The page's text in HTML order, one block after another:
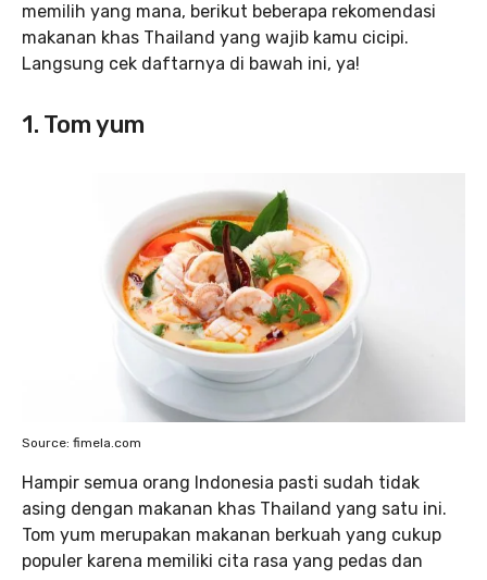
memilih yang mana, berikut beberapa rekomendasi
makanan khas Thailand yang wajib kamu cicipi.
Langsung cek daftarnya di bawah ini, ya!
1. Tom yum
Source: fimela.com
Hampir semua orang Indonesia pasti sudah tidak
asing dengan makanan khas Thailand yang satu ini.
Tom yum merupakan makanan berkuah yang cukup
populer karena memiliki cita rasa yang pedas dan